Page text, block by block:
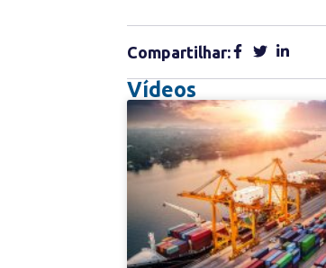
Compartilhar:
Vídeos